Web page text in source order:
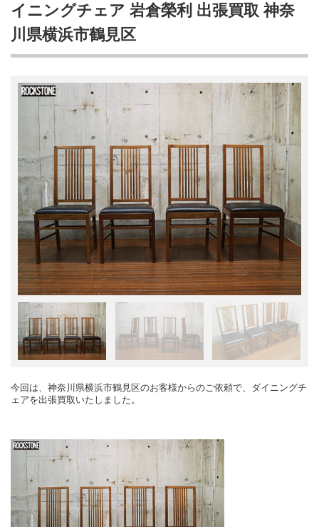
イニングチェア 岩倉榮利 出張買取 神奈
川県横浜市鶴見区
今回は、神奈川県横浜市鶴見区のお客様からのご依頼で、ダイニングチ
ェアを出張買取いたしました。